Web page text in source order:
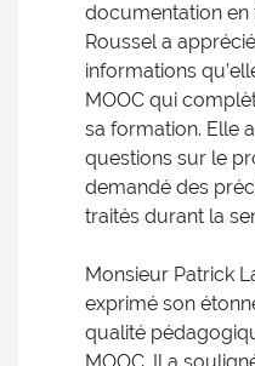
documentation en
Roussel a
informations
MOOC qui
sa formation. Elle
questions sur le
demandé des
traités durant la
Monsieur Patrick
exprimé son
qualité